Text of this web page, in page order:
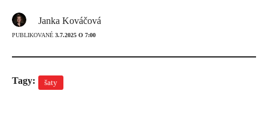
Janka Kováčová
PUBLIKOVANÉ 3.7.2025 O 7:00
Tagy: šaty